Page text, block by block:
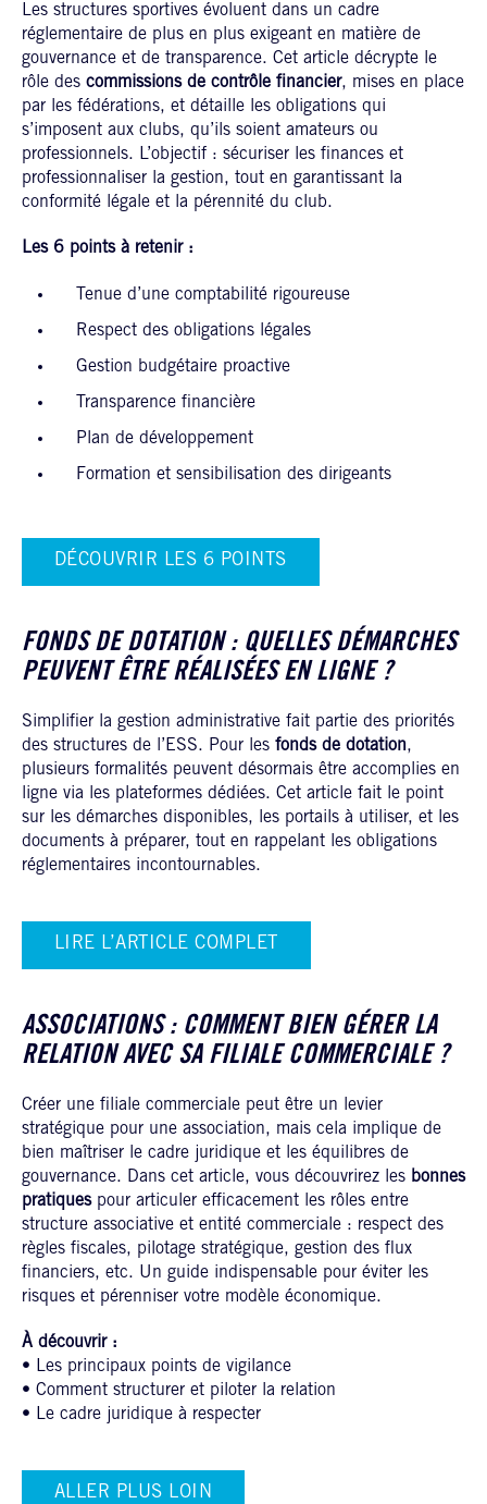
Les structures sportives évoluent dans un cadre
réglementaire de plus en plus exigeant en matière de
gouvernance et de transparence. Cet article décrypte le
rôle des commissions de contrôle financier, mises en place
par les fédérations, et détaille les obligations qui
s’imposent aux clubs, qu’ils soient amateurs ou
professionnels. L’objectif : sécuriser les finances et
professionnaliser la gestion, tout en garantissant la
conformité légale et la pérennité du club.
Les 6 points à retenir :
Tenue d’une comptabilité rigoureuse
Respect des obligations légales
Gestion budgétaire proactive
Transparence financière
Plan de développement
Formation et sensibilisation des dirigeants
DÉCOUVRIR LES 6 POINTS
FONDS DE DOTATION : QUELLES DÉMARCHES
PEUVENT ÊTRE RÉALISÉES EN LIGNE ?
Simplifier la gestion administrative fait partie des priorités
des structures de l’ESS. Pour les fonds de dotation,
plusieurs formalités peuvent désormais être accomplies en
ligne via les plateformes dédiées. Cet article fait le point
sur les démarches disponibles, les portails à utiliser, et les
documents à préparer, tout en rappelant les obligations
réglementaires incontournables.
LIRE L’ARTICLE COMPLET
ASSOCIATIONS : COMMENT BIEN GÉRER LA
RELATION AVEC SA FILIALE COMMERCIALE ?
Créer une filiale commerciale peut être un levier
stratégique pour une association, mais cela implique de
bien maîtriser le cadre juridique et les équilibres de
gouvernance. Dans cet article, vous découvrirez les bonnes
pratiquespour articuler efficacement les rôles entre
structure associative et entité commerciale : respect des
règles fiscales, pilotage stratégique, gestion des flux
financiers, etc. Un guide indispensable pour éviter les
risques et pérenniser votre modèle économique.
À découvrir :
• Les principaux points de vigilance
• Comment structurer et piloter la relation
• Le cadre juridique à respecter
ALLER PLUS LOIN